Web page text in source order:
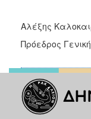
Αλέξης
Πρόεδρος